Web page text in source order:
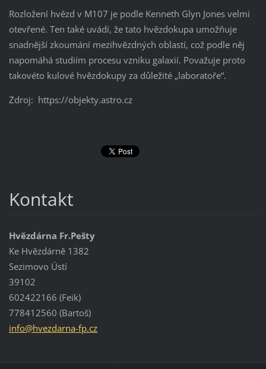
Rozložení hvězd v M107 je podle Kenneth Glyn Jones velmi
otevřené. Ten také uvádí, že tato hvězdokupa umožňuje
snadnější zkoumání mezihvězdných oblastí, což podle něj
napomáhá studiím procesu vzniku galaxií. Považuje proto
takovéto kulové hvězdokupy za důležité „laboratoře“.
Zdroj: https://objekty.astro.cz
Kontakt
Hvězdárna Fr.Pešty
Ke Hvězdárně 1382
Sezimovo Ústí
39102
602422166 (Feik)
778412560 (Bartoš)
info@hvezdarna-fp.cz